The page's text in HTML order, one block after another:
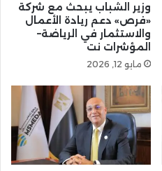
وزير الشباب يبحث مع شركة
«فرص» دعم ريادة الأعمال
والاستثمار في الرياضة–
المؤشرات نت
مايو 12, 2026